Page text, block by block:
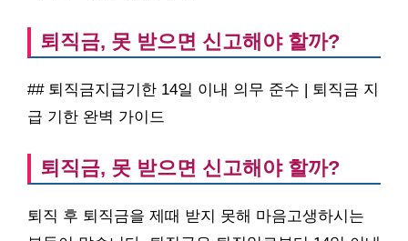
퇴직금, 못 받으면 신고해야 할까?
## 퇴직금지급기한 14일 이내 의무 준수 | 퇴직금 지
급 기한 완벽 가이드
퇴직금, 못 받으면 신고해야 할까?
퇴직 후 퇴직금을 제때 받지 못해 마음고생하시는